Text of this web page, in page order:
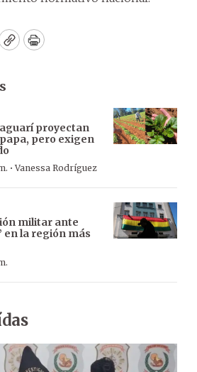
CopyPrint
proyectan
pero exigen
·Vanessa Rodríguez
militar ante
en la región más